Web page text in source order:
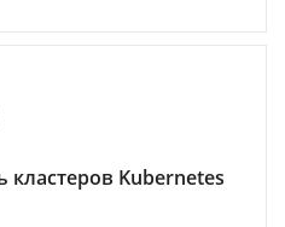
кластеров Kubernetes